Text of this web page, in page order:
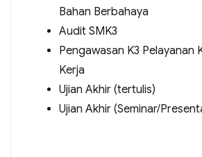
Bahan Berbahaya
Audit SMK3
Pengawasan K3 Pelayanan
Kerja
Ujian Akhir (tertulis)
Ujian Akhir (Seminar/